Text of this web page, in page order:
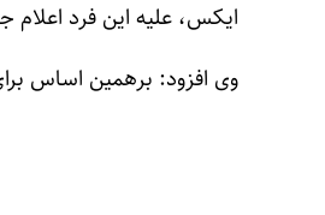
ایکس، علیه این فرد
وی افزود: برهمین اساس